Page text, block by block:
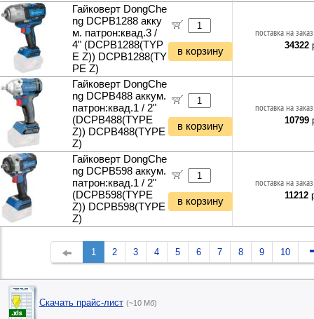
Гайковерт DongChe
ng DCPB1288 акку
м. патрон:квад.3 /
4" (DCPB1288(TYP
E Z)) DCPB1288(TY
PE Z)
в корзину
поставка на
34322
Гайковерт DongChe
ng DCPB488 аккум.
патрон:квад.1 / 2"
(DCPB488(TYPE
Z)) DCPB488(TYPE
Z)
в корзину
поставка на
10799
Гайковерт DongChe
ng DCPB598 аккум.
патрон:квад.1 / 2"
(DCPB598(TYPE
Z)) DCPB598(TYPE
Z)
в корзину
поставка на
11212
1 2 3 4 5 6 7 8 9 10
Скачать прайс-лист (~10 Мб)